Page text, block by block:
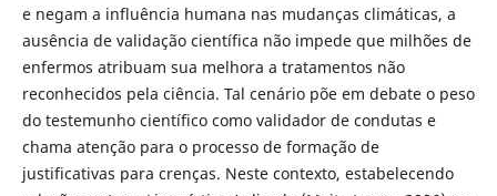
e negam a influência humana nas mudanças climáticas, a
ausência de validação científica não impede que milhões de
enfermos atribuam sua melhora a tratamentos não
reconhecidos pela ciência. Tal cenário põe em debate o peso
do testemunho científico como validador de condutas e
chama atenção para o processo de formação de
justificativas para crenças. Neste contexto, estabelecendo